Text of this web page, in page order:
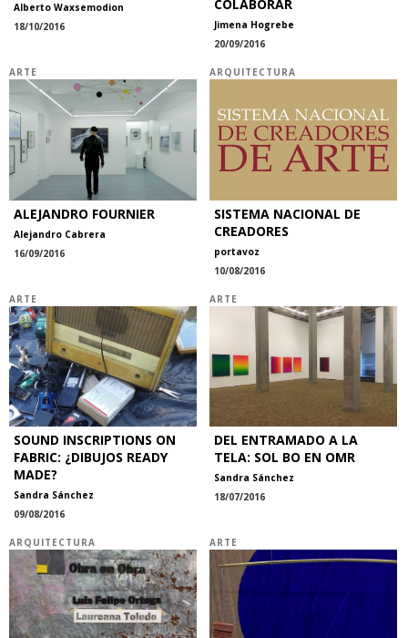
Alberto Waxsemodion
18/10/2016
COLABORAR
Jimena Hogrebe
20/09/2016
ARTE
ALEJANDRO FOURNIER
Alejandro Cabrera
16/09/2016
ARQUITECTURA
SISTEMA NACIONAL DE
CREADORES
portavoz
10/08/2016
ARTE
SOUND INSCRIPTIONS ON
FABRIC: ¿DIBUJOS READY
MADE?
Sandra Sánchez
09/08/2016
ARTE
DEL ENTRAMADO A LA
TELA: SOL BO EN OMR
Sandra Sánchez
18/07/2016
ARQUITECTURA ARTE